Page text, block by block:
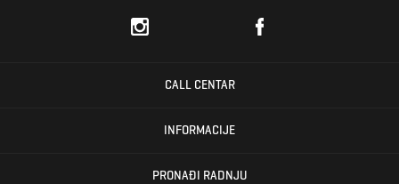
CALL CENTAR
INFORMACIJE
PRONAĐI RADNJU